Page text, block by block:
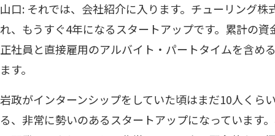
山口: それでは、会社紹介に入ります。チューリング
れ、もうすぐ4年になるスタートアップです。累計の
正社員と直接雇用のアルバイト・パートタイムを含め
ます。
岩政がインターンシップをしていた頃はまだ10人くら
る、非常に勢いのあるスタートアップになっています